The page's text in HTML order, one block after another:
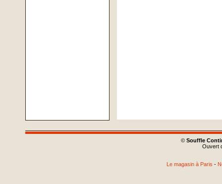
© Souffle
Ouvert
Le magasin à Paris -